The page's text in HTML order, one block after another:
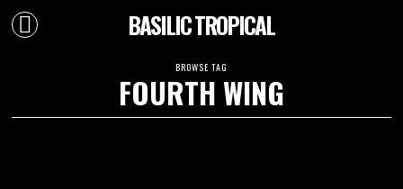
BASILIC TROPICAL
BROWSE TAG
FOURTH WING